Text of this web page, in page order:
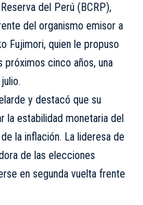
del Perú (BCRP),
del organismo emisor a
Fujimori, quien le propuso
cinco años, una
y destacó que su
la estabilidad monetaria del
la inflación. La lideresa de
de las elecciones
en segunda vuelta frente